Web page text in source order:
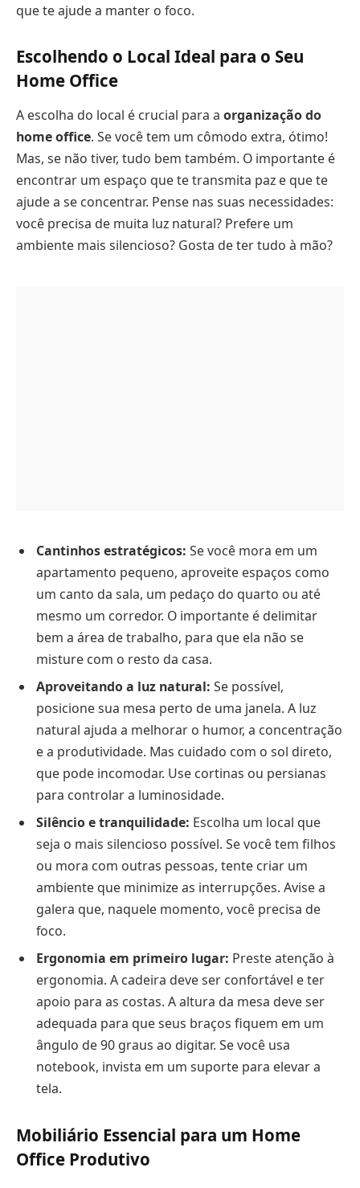
que te ajude a manter o foco.
Escolhendo o Local Ideal para o Seu
Home Office
A escolha do local é crucial para a organização do
home office. Se você tem um cômodo extra, ótimo!
Mas, se não tiver, tudo bem também. O importante é
encontrar um espaço que te transmita paz e que te
ajude a se concentrar. Pense nas suas necessidades:
você precisa de muita luz natural? Prefere um
ambiente mais silencioso? Gosta de ter tudo à mão?
Cantinhos estratégicos: Se você mora em um
apartamento pequeno, aproveite espaços como
um canto da sala, um pedaço do quarto ou até
mesmo um corredor. O importante é delimitar
bem a área de trabalho, para que ela não se
misture com o resto da casa.
Aproveitando a luz natural: Se possível,
posicione sua mesa perto de uma janela. A luz
natural ajuda a melhorar o humor, a concentração
e a produtividade. Mas cuidado com o sol direto,
que pode incomodar. Use cortinas ou persianas
para controlar a luminosidade.
Silêncio e tranquilidade: Escolha um local que
seja o mais silencioso possível. Se você tem filhos
ou mora com outras pessoas, tente criar um
ambiente que minimize as interrupções. Avise a
galera que, naquele momento, você precisa de
foco.
Ergonomia em primeiro lugar: Preste atenção à
ergonomia. A cadeira deve ser confortável e ter
apoio para as costas. A altura da mesa deve ser
adequada para que seus braços fiquem em um
ângulo de 90 graus ao digitar. Se você usa
notebook, invista em um suporte para elevar a
tela.
Mobiliário Essencial para um Home
Office Produtivo